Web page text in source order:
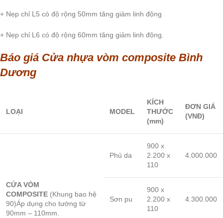
+ Nẹp chỉ L5 có độ rộng 50mm tăng giảm linh động
+ Nẹp chỉ L6 có độ rộng 60mm tăng giảm linh động.
Báo giá Cửa nhựa vòm composite Bình
Dương
LOẠI MODEL
KÍCH
THƯỚC
(mm)
ĐƠN GIÁ
(VNĐ)
CỬA VÒM
COMPOSITE (Khung bao hệ
90)Áp dụng cho tường từ
90mm – 110mm.
Phủ da
900 x
2.200 x
110
4.000.000
Sơn pu
900 x
2.200 x
110
4.300.000